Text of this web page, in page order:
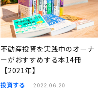
不動産投資を実践中のオーナ
ーがおすすめする本14冊
【2021年】
投資する 2022.06.20